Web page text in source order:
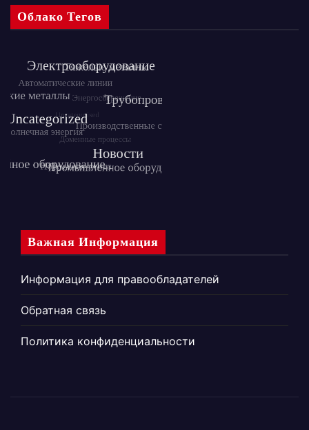
Облако Тегов
Важная Информация
Информация для правообладателей
Обратная связь
Политика конфиденциальности